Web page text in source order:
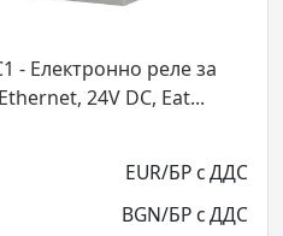
197217 EASY-E4-UC-8RE1 -
допълнение 4 за